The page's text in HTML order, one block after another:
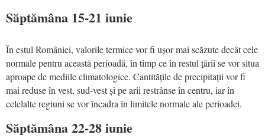
Săptămâna 15-21 iunie
În estul României, valorile termice vor fi ușor mai scăzute decât cele
normale pentru această perioadă, în timp ce în restul țării se vor situa
aproape de mediile climatologice. Cantitățile de precipitații vor fi
mai reduse în vest, sud-vest și pe arii restrânse în centru, iar în
celelalte regiuni se vor încadra în limitele normale ale perioadei.
Săptămâna 22-28 iunie